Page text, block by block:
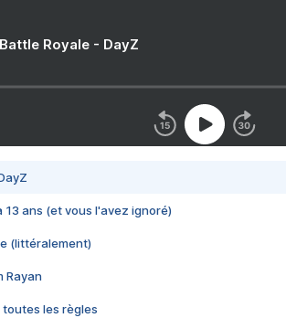
Royale - DayZ
13 ans (et vous l'avez ignoré)
(littéralement)
Rayan
toutes les règles